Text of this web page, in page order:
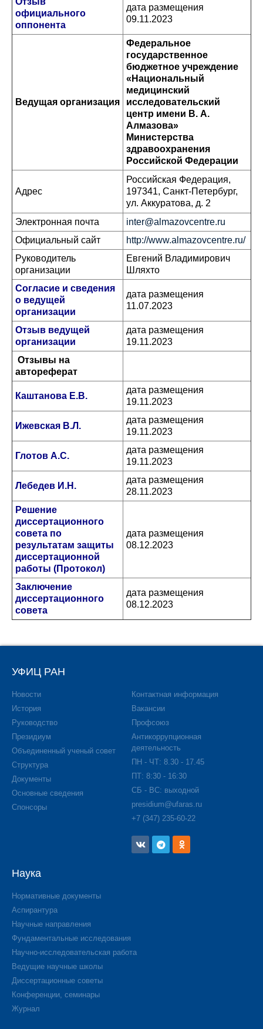
официального
оппонента
дата размещения
09.11.2023
Ведущая организация
Федеральное
государственное
бюджетное учреждение
«Национальный
медицинский
исследовательский
центр имени В. А.
Алмазова»
Министерства
здравоохранения
Российской Федерации
Адрес
Российская Федерация,
197341, Санкт-Петербург,
ул. Аккуратова, д. 2
Электронная почта
inter@almazovcentre.ru
Официальный сайт
http://www.almazovcentre.ru/
Руководитель
организации
Евгений Владимирович
Шляхто
Согласие и сведения
о ведущей
организации
дата размещения
11.07.2023
Отзыв ведущей
организации
дата размещения
19.11.2023
Отзывы на
автореферат
Каштанова Е.В.
дата размещения
19.11.2023
Ижевская В.Л.
дата размещения
19.11.2023
Глотов А.С.
дата размещения
19.11.2023
Лебедев И.Н.
дата размещения
28.11.2023
Решение
диссертационного
совета по
результатам защиты
диссертационной
работы (Протокол)
дата размещения
08.12.2023
Заключение
диссертационного
совета
дата размещения
08.12.2023
УФИЦ РАН
Новости
История
Руководство
Президиум
Объединенный ученый совет
Структура
Документы
Основные сведения
Спонсоры
Контактная информация
Вакансии
Профсоюз
Антикоррупционная
деятельность
ПН - ЧТ: 8.30 - 17.45
ПТ: 8:30 - 16:30
СБ - ВС: выходной
presidium@ufaras.ru
+7 (347) 235-60-22
Наука
Нормативные документы
Аспирантура
Научные направления
Фундаментальные исследования
Научно-исследовательская работа
Ведущие научные школы
Диссертационные советы
Конференции, семинары
Журнал